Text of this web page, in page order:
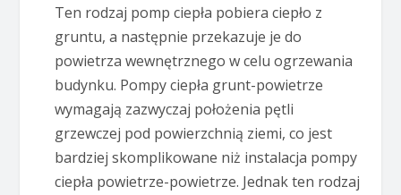
Ten rodzaj pomp ciepła pobiera ciepło z
gruntu, a następnie przekazuje je do
powietrza wewnętrznego w celu ogrzewania
budynku. Pompy ciepła grunt-powietrze
wymagają zazwyczaj położenia pętli
grzewczej pod powierzchnią ziemi, co jest
bardziej skomplikowane niż instalacja pompy
ciepła powietrze-powietrze. Jednak ten rodzaj